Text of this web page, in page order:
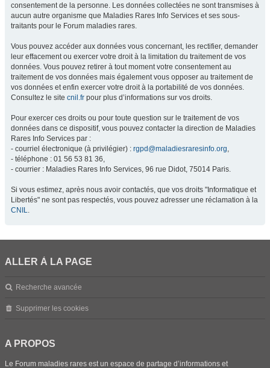
consentement de la personne. Les données collectées ne sont transmises à
aucun autre organisme que Maladies Rares Info Services et ses sous-
traitants pour le Forum maladies rares.
Vous pouvez accéder aux données vous concernant, les rectifier, demander
leur effacement ou exercer votre droit à la limitation du traitement de vos
données. Vous pouvez retirer à tout moment votre consentement au
traitement de vos données mais également vous opposer au traitement de
vos données et enfin exercer votre droit à la portabilité de vos données.
Consultez le site cnil.fr pour plus d’informations sur vos droits.
Pour exercer ces droits ou pour toute question sur le traitement de vos
données dans ce dispositif, vous pouvez contacter la direction de Maladies
Rares Info Services par :
- courriel électronique (à privilégier) : rgpd@maladiesraresinfo.org,
- téléphone : 01 56 53 81 36,
- courrier : Maladies Rares Info Services, 96 rue Didot, 75014 Paris.
Si vous estimez, après nous avoir contactés, que vos droits "Informatique et
Libertés" ne sont pas respectés, vous pouvez adresser une réclamation à la
CNIL.
ALLER À LA PAGE
Recherche avancée
Supprimer les cookies
A PROPOS
Le Forum maladies rares est un espace de partage d’informations et